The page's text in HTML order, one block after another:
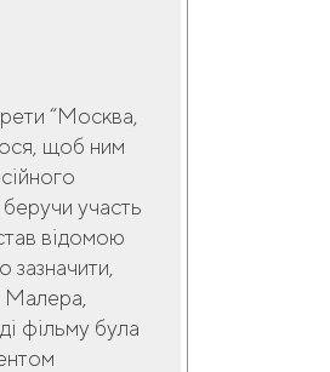
“Москва,
щоб ним
участь
відомою
Малера,
фільму була